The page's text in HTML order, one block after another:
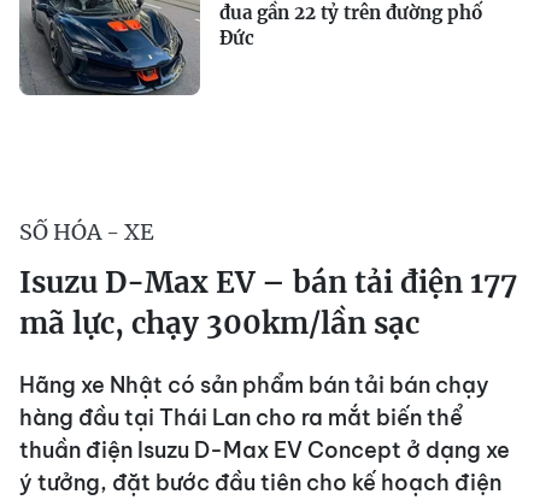
đua gần 22 tỷ trên đường phố
Đức
SỐ HÓA - XE
Isuzu D-Max EV – bán tải điện 177
mã lực, chạy 300km/lần sạc
Hãng xe Nhật có sản phẩm bán tải bán chạy
hàng đầu tại Thái Lan cho ra mắt biến thể
thuần điện Isuzu D-Max EV Concept ở dạng xe
ý tưởng, đặt bước đầu tiên cho kế hoạch điện